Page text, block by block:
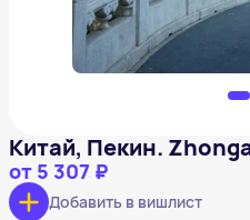
Китай, Пекин.
от 5 307 ₽
Добавить в вишлист